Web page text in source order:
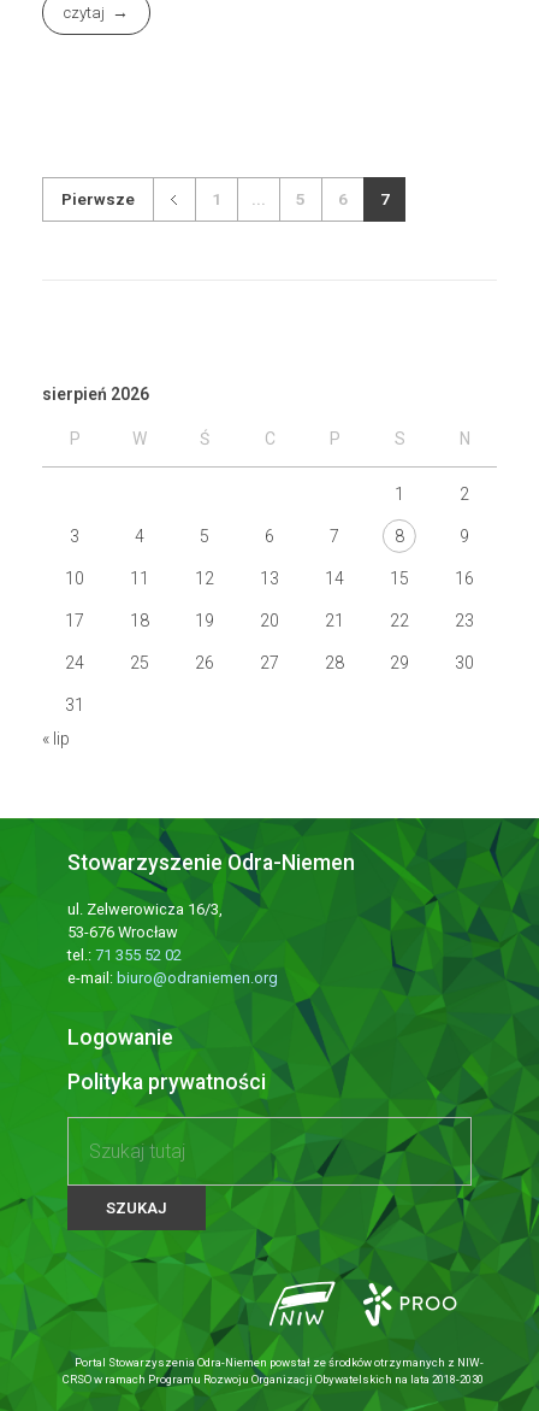
czytaj
Pierwsze 1 5 6 7
sierpień 2026
P W Ś C P S N
1 2
3 4 5 6 7 8 9
10 11 12 13 14 15 16
17 18 19 20 21 22 23
24 25 26 27 28 29 30
31
« lip
Stowarzyszenie Odra-Niemen
ul. Zelwerowicza 16/3,
53-676 Wrocław
tel.: 71 355 52 02
e-mail: biuro@odraniemen.org
Logowanie
Polityka prywatności
Portal Stowarzyszenia Odra-Niemen powstał ze środków otrzymanych z NIW-
CRSO w ramach Programu Rozwoju Organizacji Obywatelskich na lata 2018-2030